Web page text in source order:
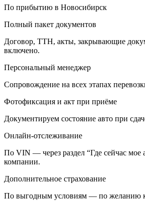
По прибытию в Новосибирск
Полный пакет документов
Договор, ТТН, акты, закрывающие
включено.
Персональный менеджер
Сопровождение на всех этапах
Фотофиксация и акт при приёме
Документируем состояние авто при
Онлайн-отслеживание
По VIN — через раздел “Где сейчас мое
компании.
Дополнительное страхование
По выгодным условиям — по желанию